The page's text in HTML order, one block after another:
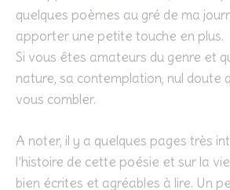
quelques poèmes au gré de ma
apporter une petite touche en plus.
Si vous êtes amateurs du genre et
nature, sa contemplation, nul doute
vous combler.
A noter, il y a quelques pages très
l’histoire de cette poésie et sur la
bien écrites et agréables à lire. Un